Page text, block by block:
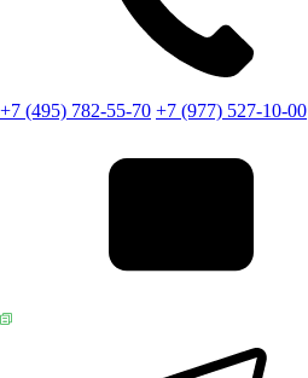
+7 (495) 782-55-70 +7 (977) 527-10-00